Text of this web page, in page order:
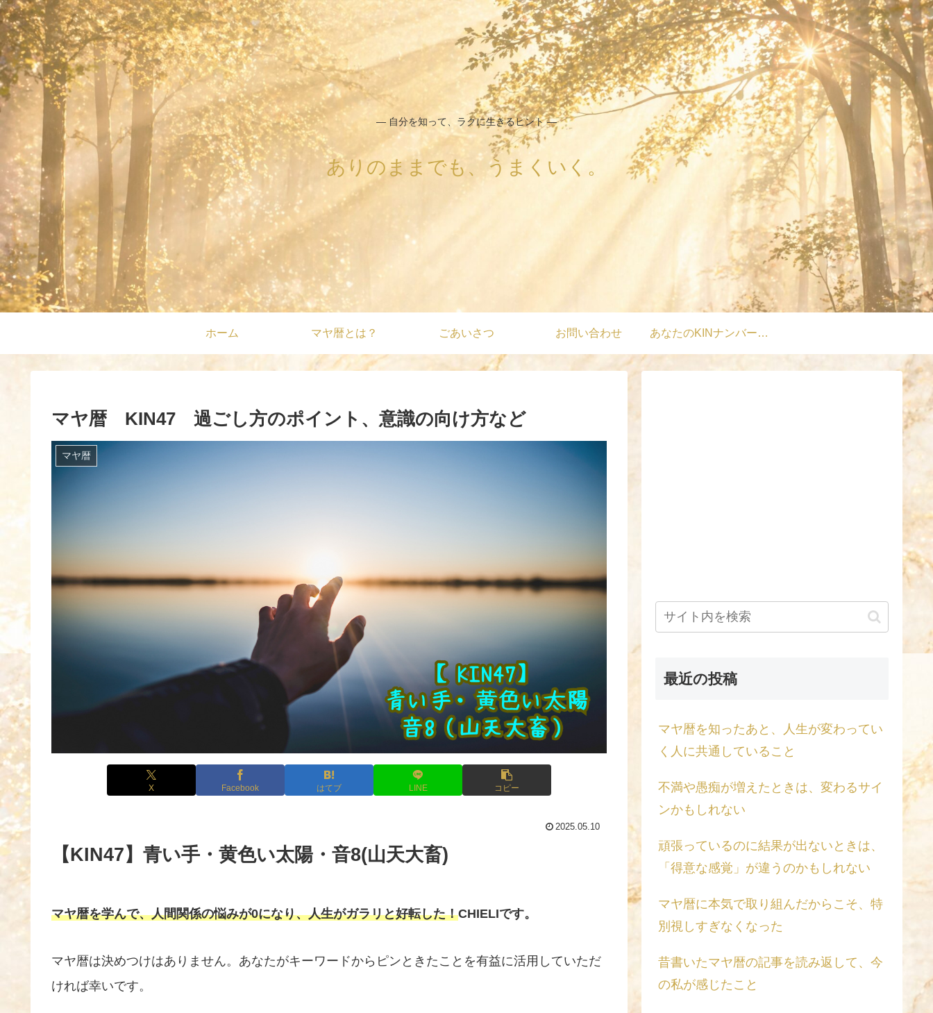
― 自分を知って、ラクに生きるヒント ―
ありのままでも、うまくいく。
ホーム マヤ暦とは？ ごあいさつ お問い合わせ あなたのKINナンバーは？
マヤ暦 KIN47 過ごし方のポイント、意識の向け方など
マヤ暦
X Facebook はてブ LINE コピー
2025.05.10
【KIN47】青い手・黄色い太陽・音8(山天大畜)
マヤ暦を学んで、人間関係の悩みが0になり、人生がガラリと好転した！CHIELIです。
マヤ暦は決めつけはありません。あなたがキーワードからピンときたことを有益に活用していただ
ければ幸いです。
最近の投稿
マヤ暦を知ったあと、人生が変わってい
く人に共通していること
不満や愚痴が増えたときは、変わるサイ
ンかもしれない
頑張っているのに結果が出ないときは、
「得意な感覚」が違うのかもしれない
マヤ暦に本気で取り組んだからこそ、特
別視しすぎなくなった
昔書いたマヤ暦の記事を読み返して、今
の私が感じたこと